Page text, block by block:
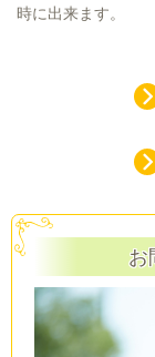
時に出来ます。
お